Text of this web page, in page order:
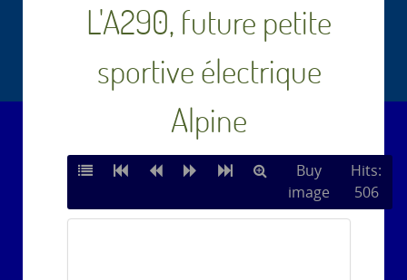
L'A290, future petite
sportive électrique
Alpine
Buy
image
Hits:
506